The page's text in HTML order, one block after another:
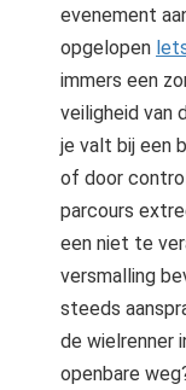
evenement
opgelopen
immers een
veiligheid van
je valt bij een
of door
parcours
een niet te
versmalling
steeds
de wielrenner
openbare